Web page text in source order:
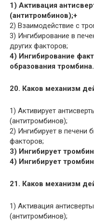
1) Активация
(антитромбинов);+
2) Взаимодействие с
3) Ингибирование в
других факторов;
4) Ингибирование
образования
20. Каков механизм
1) Активирует
(антитромбинов);
2) Ингибирует в печени
факторов;
3) Ингибирует
4) Ингибирует
21. Каков механизм
1) Активация
(антитромбинов);